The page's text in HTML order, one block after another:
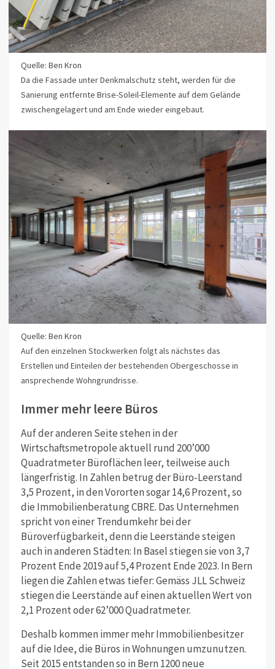
Quelle: Ben Kron
Da die Fassade unter Denkmalschutz steht, werden für die
Sanierung entfernte Brise-Soleil-Elemente auf dem Gelände
zwischengelagert und am Ende wieder eingebaut.
Quelle: Ben Kron
Auf den einzelnen Stockwerken folgt als nächstes das
Erstellen und Einteilen der bestehenden Obergeschosse in
ansprechende Wohngrundrisse.
Immer mehr leere Büros
Auf der anderen Seite stehen in der
Wirtschaftsmetropole aktuell rund 200’000
Quadratmeter Büroflächen leer, teilweise auch
längerfristig. In Zahlen betrug der Büro-Leerstand
3,5 Prozent, in den Vororten sogar 14,6 Prozent, so
die Immobilienberatung CBRE. Das Unternehmen
spricht von einer Trendumkehr bei der
Büroverfügbarkeit, denn die Leerstände steigen
auch in anderen Städten: In Basel stiegen sie von 3,7
Prozent Ende 2019 auf 5,4 Prozent Ende 2023. In Bern
liegen die Zahlen etwas tiefer: Gemäss JLL Schweiz
stiegen die Leerstände auf einen aktuellen Wert von
2,1 Prozent oder 62’000 Quadratmeter.
Deshalb kommen immer mehr Immobilienbesitzer
auf die Idee, die Büros in Wohnungen umzunutzen.
Seit 2015 entstanden so in Bern 1200 neue